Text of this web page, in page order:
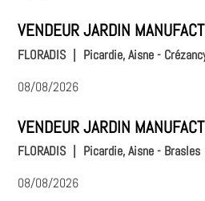
VENDEUR JARDIN
FLORADIS | Picardie, Aisne -
08/08/2026
VENDEUR JARDIN
FLORADIS
Picardie, Aisne - Brasles
08/08/2026